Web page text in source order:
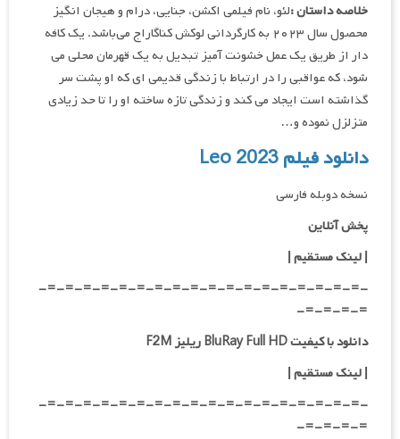
خلاصه داستان :لئو، نام فیلمی اکشن، جنایی، درام و هیجان انگیز
محصول سال ۲۰۲۳ به کارگردانی لوکش کناگاراج می‌باشد. یک کافه
دار از طریق یک عمل خشونت آمیز تبدیل به یک قهرمان محلی می
شود، که عواقبی را در ارتباط با زندگی قدیمی ای که او پشت سر
گذاشته است ایجاد می کند و زندگی تازه ساخته او را تا حد زیادی
متزلزل نموده و…
دانلود فیلم Leo 2023
نسخه دوبله فارسی
پخش آنلاین
| لینک مستقیم|
-=-=-=-=-=-=-=-=-=-=-=-=-=-=-=-=-=-=-
=-=-=-=-
دانلود با کیفیت BluRay Full HD ریلیز F2M
|لینک مستقیم|
-=-=-=-=-=-=-=-=-=-=-=-=-=-=-=-=-=-=-
=-=-=-=-